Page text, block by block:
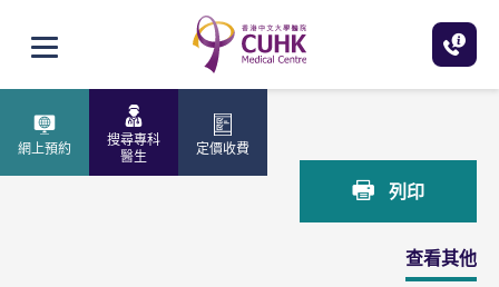
打開選單
網上預約
搜尋專科
醫生
定價收費
主頁 何其威醫生
列印
查看其他